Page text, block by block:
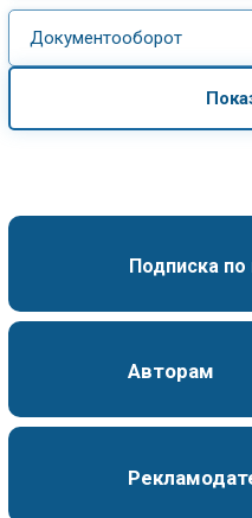
Документооборот
Подписка по
Авторам